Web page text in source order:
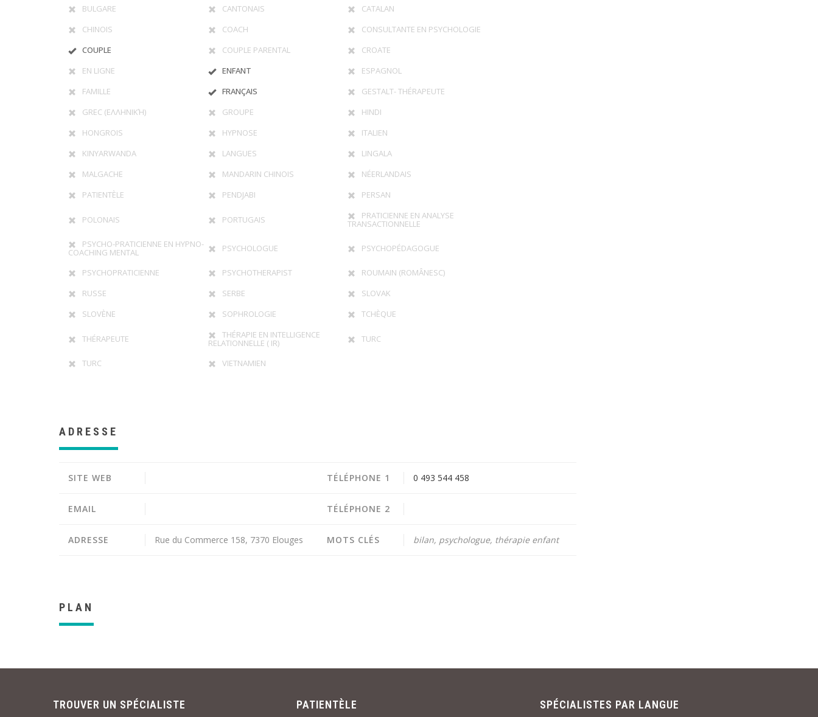
BULGARE
CANTONAIS
CATALAN
CHINOIS
COACH
CONSULTANTE EN PSYCHOLOGIE
COUPLE
COUPLE PARENTAL
CROATE
EN LIGNE
ENFANT
ESPAGNOL
FAMILLE
FRANÇAIS
GESTALT- THÉRAPEUTE
GREC (ΕΛΛΗΝΙΚΉ)
GROUPE
HINDI
HONGROIS
HYPNOSE
ITALIEN
KINYARWANDA
LANGUES
LINGALA
MALGACHE
MANDARIN CHINOIS
NÉERLANDAIS
PATIENTÈLE
PENDJABI PERSAN
POLONAIS PORTUGAIS PRATICIENNE EN ANALYSE
TRANSACTIONNELLE
PSYCHO-PRATICIENNE EN HYPNO-
COACHING MENTAL PSYCHOLOGUE PSYCHOPÉDAGOGUE
PSYCHOPRATICIENNE PSYCHOTHERAPIST
ROUMAIN (ROMÂNESC)
RUSSE
SERBE
SLOVAK
SLOVÈNE
SOPHROLOGIE TCHÈQUE
THÉRAPEUTE THÉRAPIE EN INTELLIGENCE
RELATIONNELLE ( IR) TURC
TURC VIETNAMIEN
ADRESSE
SITE WEB
EMAIL
ADRESSE Rue du Commerce 158, 7370 Elouges
TÉLÉPHONE 1 0 493 544 458
TÉLÉPHONE 2
MOTS CLÉS bilan, psychologue, thérapie enfant
PLAN
TROUVER UN SPÉCIALISTE PATIENTÈLE SPÉCIALISTES PAR LANGUE